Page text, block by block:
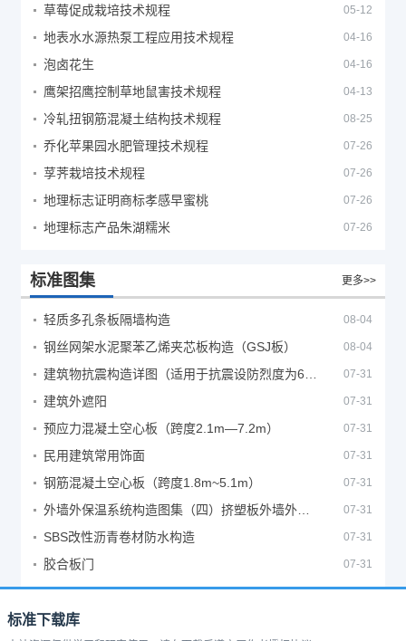
草莓促成栽培技术规程 05-12
地表水水源热泵工程应用技术规程 04-16
泡卤花生 04-16
鹰架招鹰控制草地鼠害技术规程 04-13
冷轧扭钢筋混凝土结构技术规程 08-25
乔化苹果园水肥管理技术规程 07-26
莩荠栽培技术规程 07-26
地理标志证明商标孝感早蜜桃 07-26
地理标志产品朱湖糯米 07-26
标准图集 更多>>
轻质多孔条板隔墙构造 08-04
钢丝网架水泥聚苯乙烯夹芯板构造（GSJ板） 08-04
07-31
建筑外遮阳 07-31
预应力混凝土空心板（跨度2.1m—7.2m） 07-31
民用建筑常用饰面 07-31
钢筋混凝土空心板（跨度1.8m~5.1m） 07-31
07-31
SBS改性沥青卷材防水构造 07-31
胶合板门 07-31
标准下载库